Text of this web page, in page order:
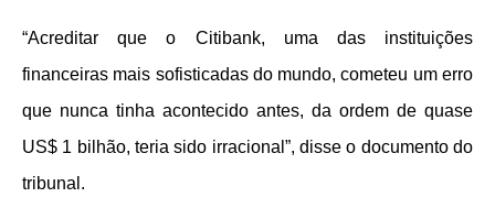
“Acreditar que o Citibank, uma das instituições
financeiras mais sofisticadas do mundo, cometeu um erro
que nunca tinha acontecido antes, da ordem de quase
US$ 1 bilhão, teria sido irracional”, disse o documento do
tribunal.